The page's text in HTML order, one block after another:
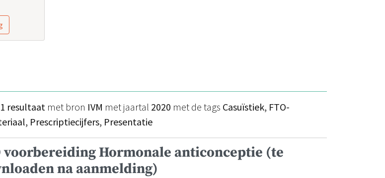
1 resultaat met bron IVM met jaartal 2020 met de tags Casuïstiek, FTO-
Prescriptiecijfers, Presentatie
voorbereiding Hormonale anticonceptie (te
na aanmelding)